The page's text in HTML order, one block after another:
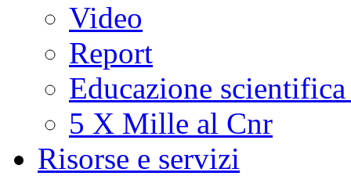
Video
Report
Educazione
5 X Mille al Cnr
Risorse e servizi